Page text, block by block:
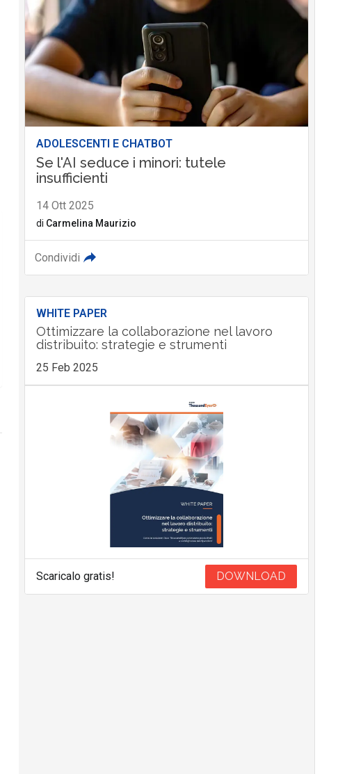
ADOLESCENTI E CHATBOT
Se l'AI seduce i minori: tutele
insufficienti
14 Ott 2025
di Carmelina Maurizio
Condividi
WHITE PAPER
Ottimizzare la collaborazione nel lavoro
distribuito: strategie e strumenti
25 Feb 2025
Scaricalo gratis! DOWNLOAD